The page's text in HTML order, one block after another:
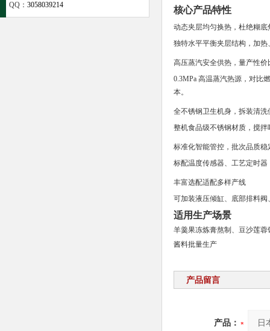
核心产品特性
动态夹层均匀换热，杜绝糊底
独特水平平衡夹层结构，加
高压蒸汽安全供热，量产性价
0.3MPa 高温蒸汽热源，对比
本。
全不锈钢卫生机身，拆装清洗
整机食品级不锈钢材质，搅
标准化智能管控，批次品质稳
标配温度传感器、工艺定时
丰富选配适配多样产线
可加装液压倾缸、底部排料
适用生产场景
羊羹果冻炼膏熬制、豆沙莲
酱料批量生产
产品留言
产品：
QQ： 3058039214